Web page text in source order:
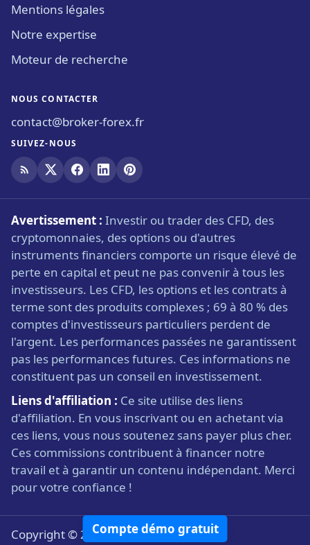
Mentions légales
Notre expertise
Moteur de recherche
NOUS CONTACTER
contact@broker-forex.fr
SUIVEZ-NOUS
Avertissement : Investir ou trader des CFD, des
cryptomonnaies, des options ou d'autres
instruments financiers comporte un risque élevé de
perte en capital et peut ne pas convenir à tous les
investisseurs. Les CFD, les options et les contrats à
terme sont des produits complexes ; 69 à 80 % des
comptes d'investisseurs particuliers perdent de
l'argent. Les performances passées ne garantissent
pas les performances futures. Ces informations ne
constituent pas un conseil en investissement.
Liens d'affiliation : Ce site utilise des liens
d'affiliation. En vous inscrivant ou en achetant via
ces liens, vous nous soutenez sans payer plus cher.
Ces commissions contribuent à financer notre
travail et à garantir un contenu indépendant. Merci
pour votre confiance !
Copyright © 2008-2026 broker-forex.fr
Compte démo gratuit